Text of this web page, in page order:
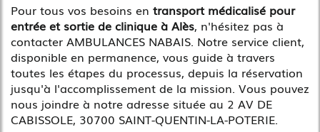
Pour tous vos besoins en transport médicalisé pour
entrée et sortie de clinique à Alès, n'hésitez pas à
contacter AMBULANCES NABAIS. Notre service client,
disponible en permanence, vous guide à travers
toutes les étapes du processus, depuis la réservation
jusqu'à l'accomplissement de la mission. Vous pouvez
nous joindre à notre adresse située au 2 AV DE
CABISSOLE, 30700 SAINT-QUENTIN-LA-POTERIE.